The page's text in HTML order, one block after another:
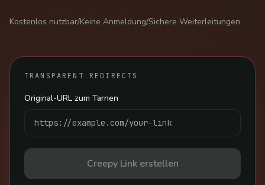
Kostenlos nutzbar/Keine Anmeldung/Sichere Weiterleitungen
TRANSPARENT REDIRECTS
Original-URL zum Tarnen
Creepy Link erstellen